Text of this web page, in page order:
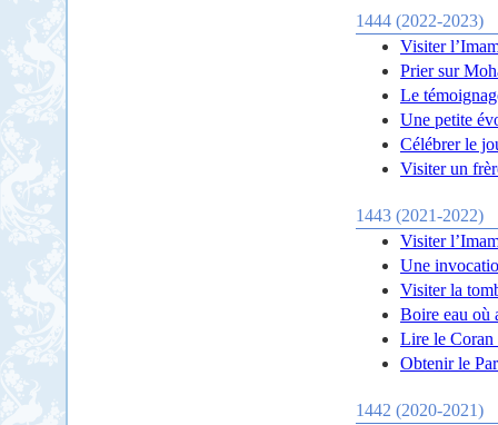
1444 (2022-2023)
Visiter
Prier sur
Le
Une petite
Célébrer le
Visiter un
1443 (2021-2022)
Visiter
Une
Visiter la
Boire eau où
Lire le Coran
Obtenir le
1442 (2020-2021)